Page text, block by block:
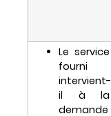
Le service
fourni
intervient-
il à la
demande